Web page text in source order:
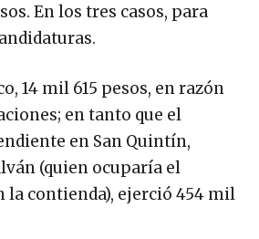
En los tres casos, para
14 mil 615 pesos, en razón
en tanto que el
en San Quintín,
(quien ocuparía el
la contienda), ejerció 454 mil